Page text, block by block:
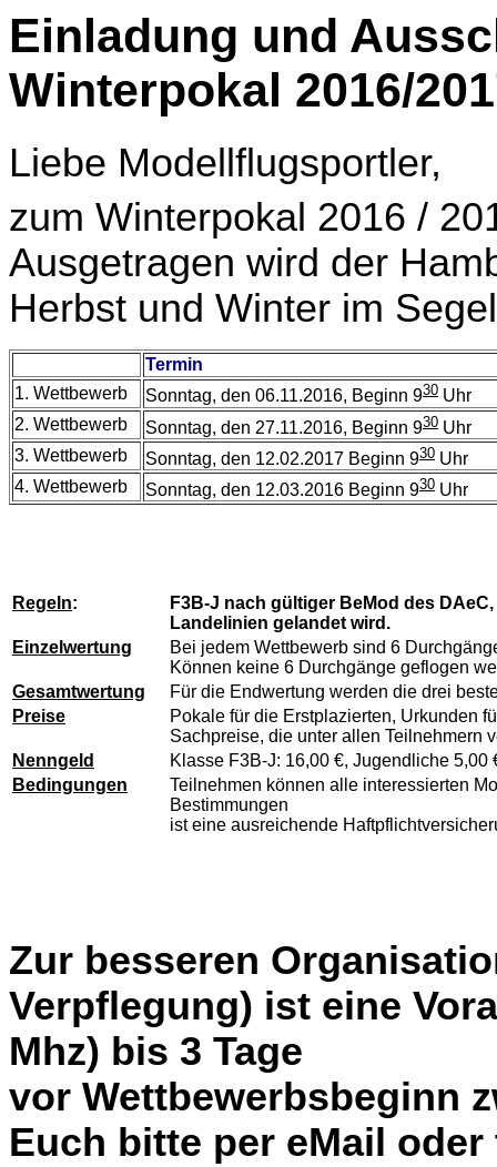
Einladung und
Winterpokal 2016/
Liebe Modellflugsportler,
zum Winterpokal 2016 /
Ausgetragen wird der
Herbst und Winter im
Termin
1. Wettbewerb
Sonntag, den 06.11.2016, Beginn 930 Uhr
2. Wettbewerb
Sonntag, den 27.11.2016, Beginn 930 Uhr
3. Wettbewerb
Sonntag, den 12.02.2017 Beginn 930 Uhr
4. Wettbewerb
Sonntag, den 12.03.2016 Beginn 930 Uhr
Regeln:
F3B-J nach gültiger BeMod des
Landelinien gelandet wird.
Einzelwertung
Bei jedem Wettbewerb sind 6
Können keine 6 Durchgänge geflogen
Gesamtwertung
Für die Endwertung werden die drei
Preise
Pokale für die Erstplazierten, Urkunden
Sachpreise, die unter allen Teilnehmern
Nenngeld
Klasse F3B-J: 16,00 €, Jugendliche 5,00
Bedingungen
Teilnehmen können alle interessierten
Bestimmungen
ist eine ausreichende
Zur besseren
Verpflegung) ist eine
Mhz) bis 3 Tage
vor Wettbewerbsbeginn
Euch bitte per eMail